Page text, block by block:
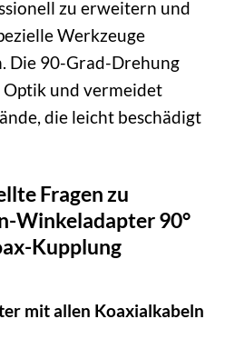
zu erweitern und
Werkzeuge
Die 90-Grad-Drehung
und vermeidet
die leicht beschädigt
Fragen zu
Winkeladapter 90°
Kupplung
mit allen Koaxialkabeln